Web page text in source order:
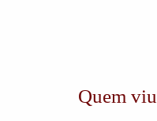
Quem